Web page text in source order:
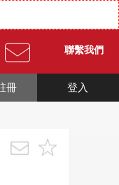
聯繫我們
登入
冊